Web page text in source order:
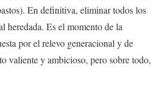
En definitiva, eliminar todos los
heredada. Es el momento de la
por el relevo generacional y de
valiente y ambicioso, pero sobre todo,